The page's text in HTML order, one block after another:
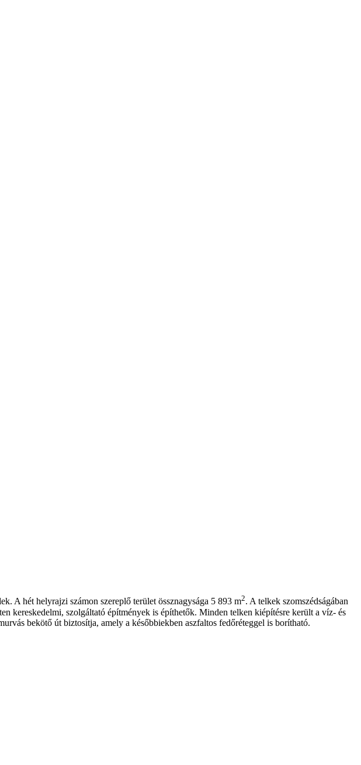
A hét helyrajzi számon szereplő terület össznagysága 5 893 m2. A telkek szomszédságában
kereskedelmi, szolgáltató építmények is építhetők. Minden telken kiépítésre került a víz- és
bekötő út biztosítja, amely a későbbiekben aszfaltos fedőréteggel is borítható.